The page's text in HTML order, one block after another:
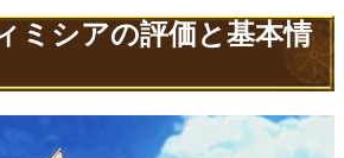
ミシアの評価と基本情